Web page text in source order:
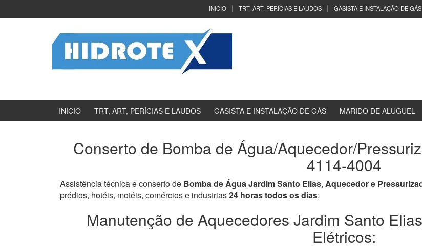
INICIO TRT, ART, PERÍCIAS E LAUDOS GASISTA E INSTALAÇÃO DE GÁS
INICIO TRT, ART, PERÍCIAS E LAUDOS GASISTA E INSTALAÇÃO DE GÁS MARIDO DE ALUGUEL
Conserto de Bomba de Água/Aquecedor/
4114-4004
Assistência técnica e conserto de Bomba de Água Jardim Santo Elias, Aquecedor e
prédios, hotéis, motéis, comércios e industrias24 horas todos os dias;
Manutenção de Aquecedores Jardim Santo
Elétricos: